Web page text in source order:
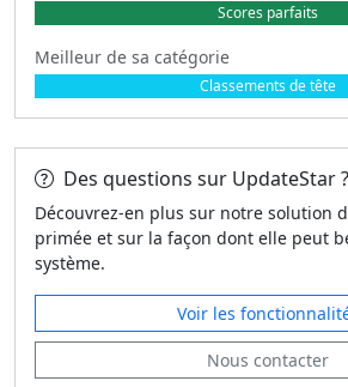
Scores parfaits
Meilleur de sa catégorie
Classements de tête
Des questions sur UpdateStar ?
Découvrez-en plus sur notre solution
primée et sur la façon dont elle peut
système.
Voir les
Nous contacter